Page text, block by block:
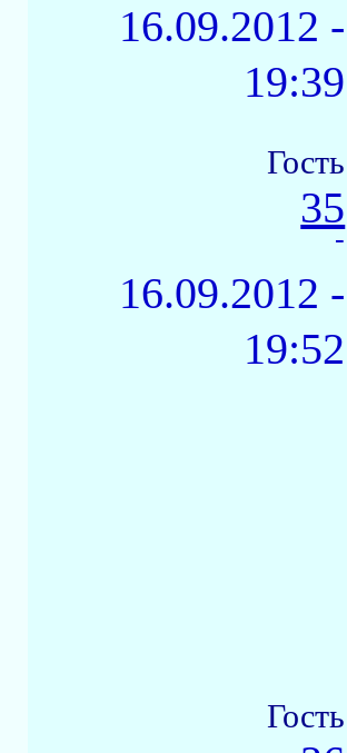
16.09.2012 -
19:39
Гость
35
-
16.09.2012 -
19:52
Гость